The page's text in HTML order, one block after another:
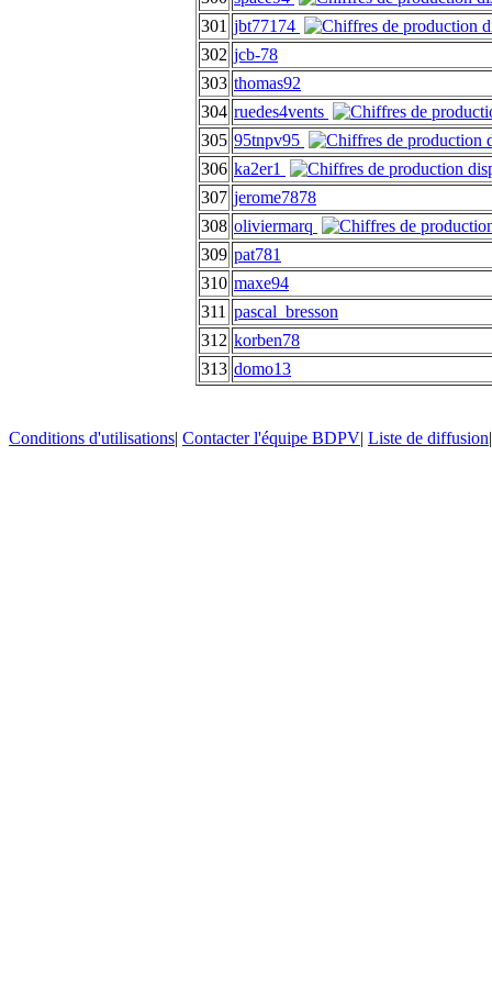
301 jbt77174
302 jcb-78
303 thomas92
304 ruedes4vents
305 95tnpv95
306 ka2er1
307 jerome7878
308 oliviermarq
309 pat781
310 maxe94
311 pascal_bresson
312 korben78
313 domo13
Conditions d'utilisations| Contacter l'équipe BDPV| Liste de diffusion